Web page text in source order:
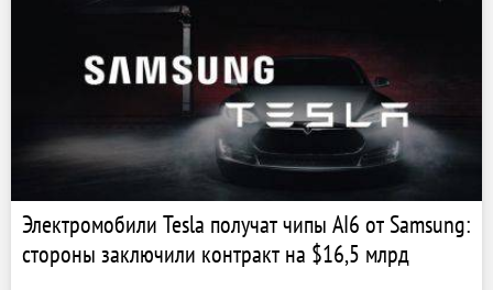
Электромобили Tesla получат чипы AI6 от Samsung:
стороны заключили контракт на $16,5 млрд